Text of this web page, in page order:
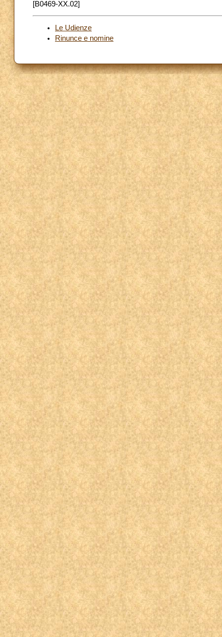
[B0469-XX.02]
Le Udienze
Rinunce e nomine